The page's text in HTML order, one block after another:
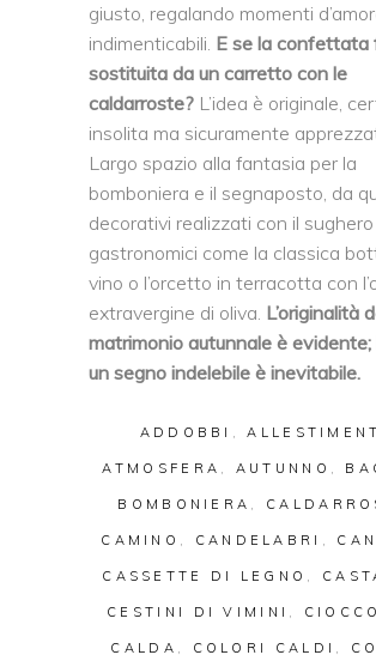
giusto, regalando momenti
indimenticabili. E se la confettata
sostituita da un carretto con le
caldarroste? L’idea è originale,
insolita ma sicuramente
Largo spazio alla fantasia per la
bomboniera e il segnaposto, da
decorativi realizzati con il
gastronomici come la classica
vino o l’orcetto in terracotta con
extravergine di oliva. L’originalità
matrimonio autunnale è evidente;
un segno indelebile è inevitabile.
ADDOBBI ,
ATMOSFERA , AUTUNNO ,
BOMBONIERA ,
CAMINO , CANDELABRI ,
CASSETTE DI LEGNO ,
CESTINI DI VIMINI ,
CALDA , COLORI CALDI ,